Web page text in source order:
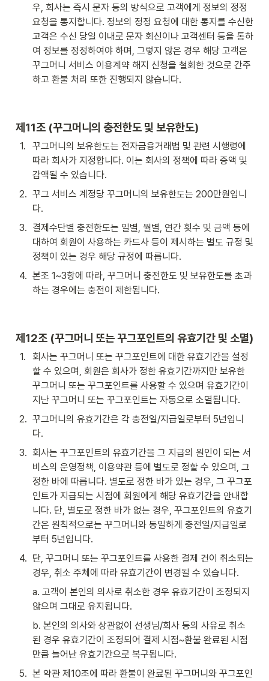
우, 회사는 즉시 문자 등의 방식으로 고객에게 정보의 정정
요청을 통지합니다. 정보의 정정 요청에 대한 통지를 수신한
고객은 수신 당일 이내로 문자 회신이나 고객센터 등을 통하
여 정보를 정정하여야 하며, 그렇지 않은 경우 해당 고객은
꾸그머니 서비스 이용계약 해지 신청을 철회한 것으로 간주
하고 환불 처리 또한 진행되지 않습니다.
제11조 (꾸그머니의 충전한도 및 보유한도)
1.
꾸그머니의 보유한도는 전자금융거래법 및 관련 시행령에
따라 회사가 지정합니다. 이는 회사의 정책에 따라 증액 및
감액될 수 있습니다.
2. 꾸그 서비스 계정당 꾸그머니의 보유한도는 200만원입니
다.
3. 결제수단별 충전한도는 일별, 월별, 연간 횟수 및 금액 등에
대하여 회원이 사용하는 카드사 등이 제시하는 별도 규정 및
정책이 있는 경우 해당 규정에 따릅니다.
4. 본조 1~3항에 따라, 꾸그머니 충전한도 및 보유한도를 초과
하는 경우에는 충전이 제한됩니다.
제12조 (꾸그머니 또는 꾸그포인트의 유효기간 및 소멸)
1.
회사는 꾸그머니 또는 꾸그포인트에 대한 유효기간을 설정
할 수 있으며, 회원은 회사가 정한 유효기간까지만 보유한
꾸그머니 또는 꾸그포인트를 사용할 수 있으며 유효기간이
지난 꾸그머니 또는 꾸그포인트는 자동으로 소멸됩니다.
2. 꾸그머니의 유효기간은 각 충전일/지급일로부터 5년입니
다.
3. 회사는 꾸그포인트의 유효기간을 그 지급의 원인이 되는 서
비스의 운영정책, 이용약관 등에 별도로 정할 수 있으며, 그
정한 바에 따릅니다. 별도로 정한 바가 있는 경우, 그 꾸그포
인트가 지급되는 시점에 회원에게 해당 유효기간을 안내합
니다. 단, 별도로 정한 바가 없는 경우, 꾸그포인트의 유효기
간은 원칙적으로는 꾸그머니와 동일하게 충전일/지급일로
부터 5년입니다.
4. 단, 꾸그머니 또는 꾸그포인트를 사용한 결제 건이 취소되는
경우, 취소 주체에 따라 유효기간이 변경될 수 있습니다.
a. 고객이 본인의 의사로 취소한 경우 유효기간이 조정되지
않으며 그대로 유지됩니다.
b. 본인의 의사와 상관없이 선생님/회사 등의 사유로 취소
된 경우 유효기간이 조정되어 결제 시점~환불 완료된 시점
만큼 늘어난 유효기간으로 복구됩니다.
5. 본 약관 제10조에 따라 환불이 완료된 꾸그머니와 꾸그포인